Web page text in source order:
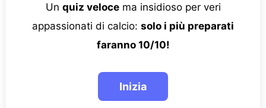
Un quiz velocema insidioso per veri
appassionati di calcio: solo i più preparati
faranno 10/10!